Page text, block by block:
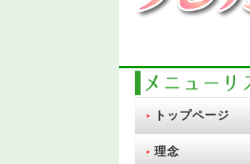
トップページ
理念